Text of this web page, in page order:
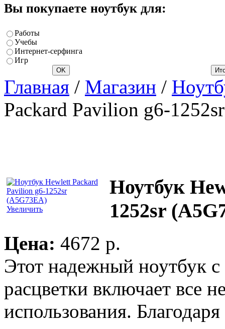
Вы покупаете ноутбук для:
Работы
Учебы
Интернет-серфинга
Игр
Главная / Магазин /
Packard Pavilion g6-
Увеличить
Ноутбук
1252sr
Цена: 4672 p.
Этот надежный ноутбук
расцветки включает все
использования.